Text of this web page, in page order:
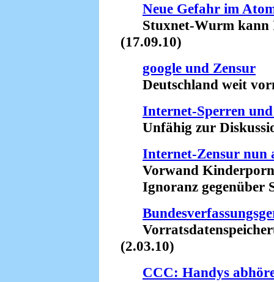
Neue Gefahr im
Stuxnet-Wurm kann
(17.09.10)
google und Zensur
Deutschland weit
Internet-Sperren
Unfähig zur
Internet-Zensur nun
Vorwand
Ignoranz gegenüber
(2.03.10)
CCC: Handys